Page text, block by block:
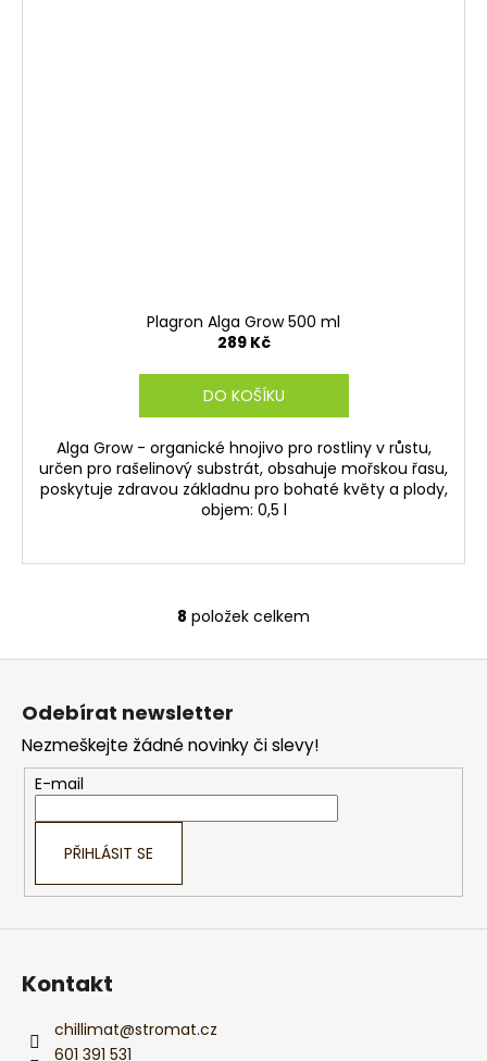
Plagron Alga Grow 500 ml
289 Kč
DO KOŠÍKU
Alga Grow - organické hnojivo pro rostliny v růstu,
určen pro rašelinový substrát, obsahuje mořskou řasu,
poskytuje zdravou základnu pro bohaté květy a plody,
objem: 0,5 l
O
v
a
c
í
p
k
v
8 položek celkem
Odebírat newsletter
Nezmeškejte žádné novinky či slevy!
E-mail
PŘIHLÁSIT SE
Kontakt
chillimat@stromat.cz
601 391 531